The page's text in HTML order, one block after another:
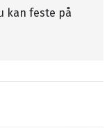
kan feste på